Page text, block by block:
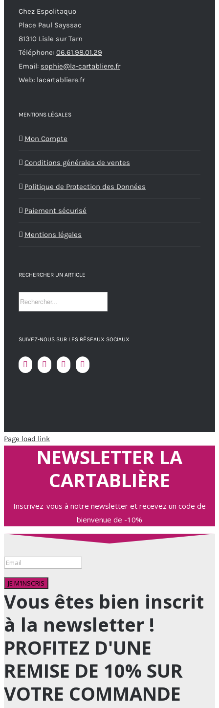
Chez Espolitaquo
Place Paul Sayssac
81310 Lisle sur Tarn
Téléphone: 06.61.98.01.29
Email: sophie@la-cartabliere.fr
Web: lacartabliere.fr
MENTIONS LÉGALES
Mon Compte
Conditions générales de ventes
Politique de Protection des Données
Paiement sécurisé
Mentions légales
RECHERCHER UN ARTICLE
SUIVEZ-NOUS SUR LES RÉSEAUX SOCIAUX
Page load link
NEWSLETTER LA
CARTABLIÈRE
Inscrivez-vous à notre newsletter et recevez un code de
bienvenue de -10%
JE M'INSCRIS
Vous êtes bien inscrit
à la newsletter !
PROFITEZ D'UNE
REMISE DE 10% SUR
VOTRE COMMANDE